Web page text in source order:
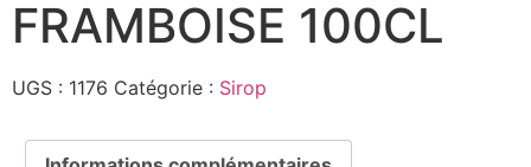
FRAMBOISE 100CL
UGS : 1176 Catégorie : Sirop